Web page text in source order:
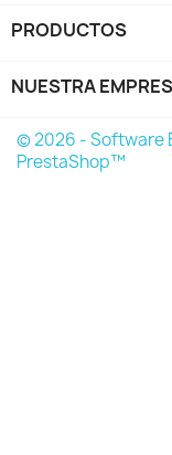
PRODUCTOS
NUESTRA
© 2026 - Software
PrestaShop™